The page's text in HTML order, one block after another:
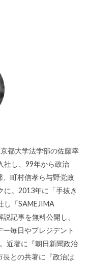
都大学法学部の佐藤幸
社し、99年から政治
町村信孝ら与野党政
に。2013年に「手抜き
し「SAMEJIMA
記事を無料公開し、
毎日やプレジデント
近著に『朝日新聞政治
との共著に『政治は